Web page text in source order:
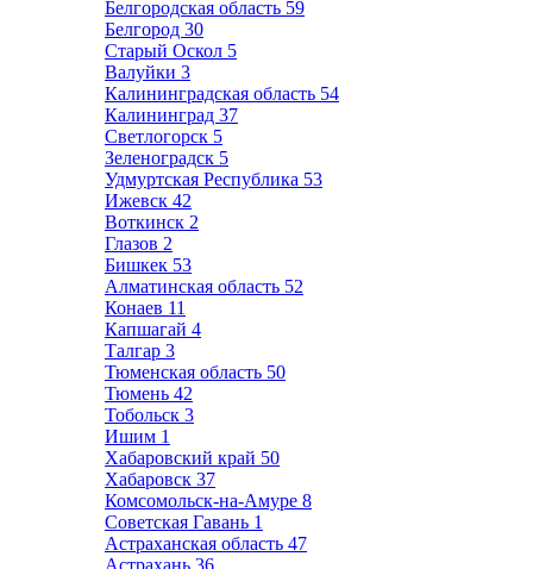
Белгородская область 59
Белгород 30
Старый Оскол 5
Валуйки 3
Калининградская область 54
Калининград 37
Светлогорск 5
Зеленоградск 5
Удмуртская Республика 53
Ижевск 42
Воткинск 2
Глазов 2
Бишкек 53
Алматинская область 52
Конаев 11
Капшагай 4
Талгар 3
Тюменская область 50
Тюмень 42
Тобольск 3
Ишим 1
Хабаровский край 50
Хабаровск 37
Комсомольск-на-Амуре 8
Советская Гавань 1
Астраханская область 47
Астрахань 36